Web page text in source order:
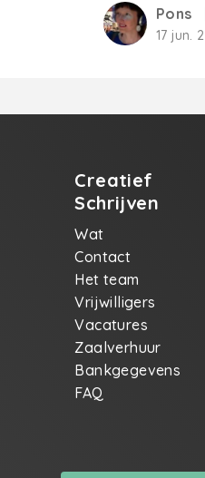
Pons
17 jun.
Creatief
Schrijven
Wat
Contact
Het team
Vrijwilligers
Vacatures
Zaalverhuur
Bankgegevens
FAQ